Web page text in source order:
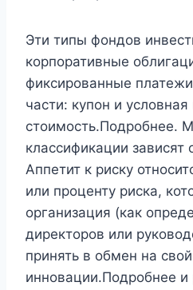
Эти типы фондов
корпоративные
фиксированные
части: купон и
стоимость.Подробнее.
классификации зависят
Аппетит к риску
или проценту риска,
организация (как
директоров или
принять в обмен на
инновации.Подробнее и